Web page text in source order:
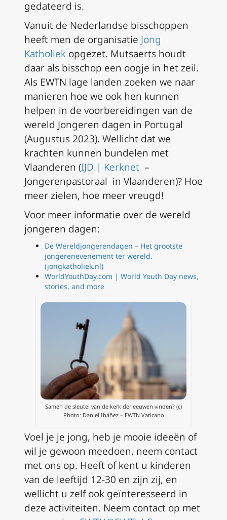
gedateerd is.
Vanuit de Nederlandse bisschoppen
heeft men de organisatie Jong
Katholiek opgezet. Mutsaerts houdt
daar als bisschop een oogje in het zeil.
Als EWTN lage landen zoeken we naar
manieren hoe we ook hen kunnen
helpen in de voorbereidingen van de
wereld Jongeren dagen in Portugal
(Augustus 2023). Wellicht dat we
krachten kunnen bundelen met
Vlaanderen (IJD | Kerknet –
Jongerenpastoraal in Vlaanderen)? Hoe
meer zielen, hoe meer vreugd!
Voor meer informatie over de wereld
jongeren dagen:
De Wereldjongerendagen – Het grootste
jongerenevenement ter wereld.
(jongkatholiek.nl)
WorldYouthDay.com | World Youth Day news,
stories, and more
Samen de sleutel van de kerk der eeuwen vinden? (c)
Photo: Daniel Ibáñez – EWTN Vaticano
Voel je je jong, heb je mooie ideeën of
wil je gewoon meedoen, neem contact
met ons op. Heeft of kent u kinderen
van de leeftijd 12-30 en zijn zij, en
wellicht u zelf ook geïnteresseerd in
deze activiteiten. Neem contact op met